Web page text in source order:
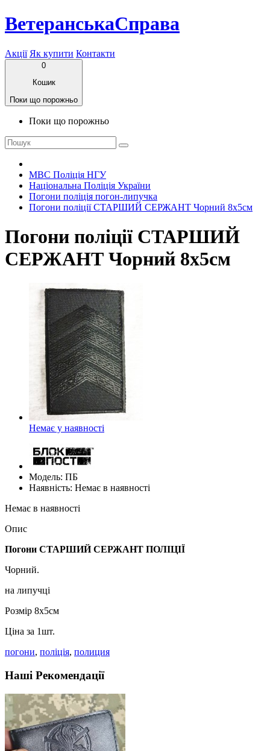
ВетеранськаСправа
Акції Як купити Контакти
0
Кошик
Поки що порожньо
Поки що порожньо
МВС Поліція НГУ
Національна Поліція України
Погони поліція погон-липучка
Погони поліції СТАРШИЙ СЕРЖАНТ Чорний 8х5см
Погони поліції СТАРШИЙ
СЕРЖАНТ Чорний 8х5см
Немає у наявності
Модель: ПБ
Наявність: Немає в наявності
Немає в наявності
Опис
Погони СТАРШИЙ СЕРЖАНТ ПОЛІЦІЇ
Чорний.
на липучці
Розмір 8х5см
Ціна за 1шт.
погони, поліція, полиция
Наші Рекомендації